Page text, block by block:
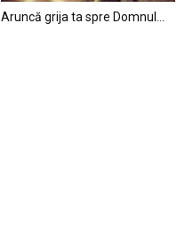
Aruncă grija ta spre Domnul…